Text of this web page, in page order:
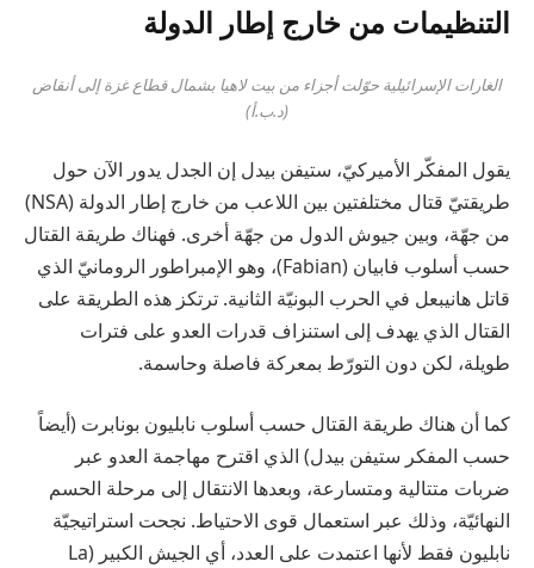
التنظيمات من خارج إطار الدولة
الغارات الإسرائيلية حوّلت أجزاء من بيت لاهيا بشمال قطاع غزة إلى أنقاض
(د.ب.أ)
يقول المفكّر الأميركيّ، ستيفن بيدل إن الجدل يدور الآن حول
طريقتيّ قتال مختلفتين بين اللاعب من خارج إطار الدولة (NSA)
من جهّة، وبين جيوش الدول من جهّة أخرى. فهناك طريقة القتال
حسب أسلوب فابيان (Fabian)، وهو الإمبراطور الرومانيّ الذي
قاتل هانيبعل في الحرب البونيّة الثانية. ترتكز هذه الطريقة على
القتال الذي يهدف إلى استنزاف قدرات العدو على فترات
طويلة، لكن دون التورّط بمعركة فاصلة وحاسمة.
كما أن هناك طريقة القتال حسب أسلوب نابليون بونابرت (أيضاً
حسب المفكر ستيفن بيدل) الذي اقترح مهاجمة العدو عبر
ضربات متتالية ومتسارعة، وبعدها الانتقال إلى مرحلة الحسم
النهائيّة، وذلك عبر استعمال قوى الاحتياط. نجحت استراتيجيّة
نابليون فقط لأنها اعتمدت على العدد، أي الجيش الكبير (La